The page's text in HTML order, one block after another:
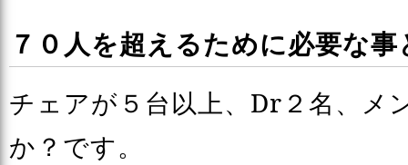
７０人を超えるために必要な事
チェアが５台以上、Dr２名、メ
か？です。